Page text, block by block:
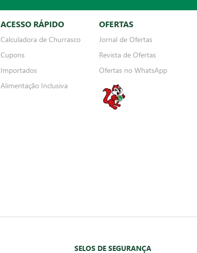
ACESSO RÁPIDO
Calculadora de Churrasco
Cupons
Importados
Alimentação Inclusiva
OFERTAS
Jornal de Ofertas
Revista de Ofertas
Ofertas no WhatsApp
SELOS DE SEGURANÇA